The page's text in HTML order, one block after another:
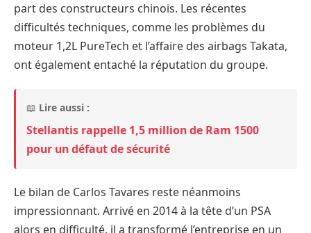
part des constructeurs chinois. Les récentes
difficultés techniques, comme les problèmes du
moteur 1,2L PureTech et l’affaire des airbags Takata,
ont également entaché la réputation du groupe.
📖 Lire aussi :
Stellantis rappelle 1,5 million de Ram 1500
pour un défaut de sécurité
Le bilan de Carlos Tavares reste néanmoins
impressionnant. Arrivé en 2014 à la tête d’un PSA
alors en difficulté, il a transformé l’entreprise en un